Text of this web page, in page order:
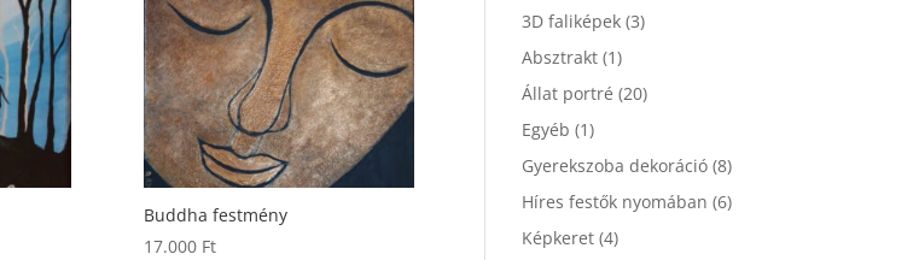
Buddha festmény
17.000 Ft
3D faliképek (3)
Absztrakt (1)
Állat portré (20)
Egyéb (1)
Gyerekszoba dekoráció (8)
Híres festők nyomában (6)
Képkeret (4)